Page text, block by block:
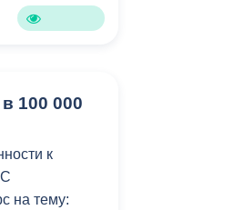
100 000
к
на тему: